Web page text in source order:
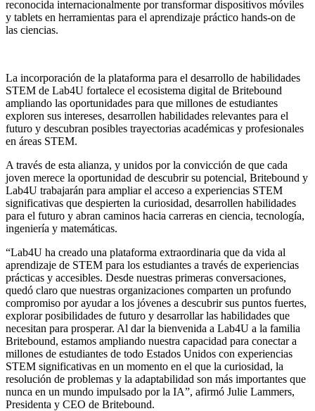
reconocida internacionalmente por transformar dispositivos móviles
y tablets en herramientas para el aprendizaje práctico hands-on de
las ciencias.
La incorporación de la plataforma para el desarrollo de habilidades
STEM de Lab4U fortalece el ecosistema digital de Britebound
ampliando las oportunidades para que millones de estudiantes
exploren sus intereses, desarrollen habilidades relevantes para el
futuro y descubran posibles trayectorias académicas y profesionales
en áreas STEM.
A través de esta alianza, y unidos por la convicción de que cada
joven merece la oportunidad de descubrir su potencial, Britebound y
Lab4U trabajarán para ampliar el acceso a experiencias STEM
significativas que despierten la curiosidad, desarrollen habilidades
para el futuro y abran caminos hacia carreras en ciencia, tecnología,
ingeniería y matemáticas.
“Lab4U ha creado una plataforma extraordinaria que da vida al
aprendizaje de STEM para los estudiantes a través de experiencias
prácticas y accesibles. Desde nuestras primeras conversaciones,
quedó claro que nuestras organizaciones comparten un profundo
compromiso por ayudar a los jóvenes a descubrir sus puntos fuertes,
explorar posibilidades de futuro y desarrollar las habilidades que
necesitan para prosperar. Al dar la bienvenida a Lab4U a la familia
Britebound, estamos ampliando nuestra capacidad para conectar a
millones de estudiantes de todo Estados Unidos con experiencias
STEM significativas en un momento en el que la curiosidad, la
resolución de problemas y la adaptabilidad son más importantes que
nunca en un mundo impulsado por la IA”, afirmó Julie Lammers,
Presidenta y CEO de Britebound.